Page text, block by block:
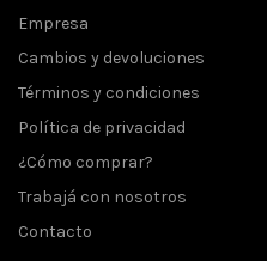
Empresa
Cambios y devoluciones
Términos y condiciones
Política de privacidad
¿Cómo comprar?
Trabajá con nosotros
Contacto